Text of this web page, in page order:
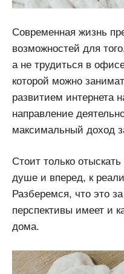
Современная жизнь
возможностей для
а не трудиться в
которой можно
развитием интернета
направление
максимальный доход
Стоит только
душе и вперед, к
Разберемся, что это
перспективы имеет и
дома.